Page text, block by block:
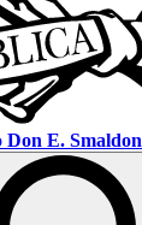
Don E.